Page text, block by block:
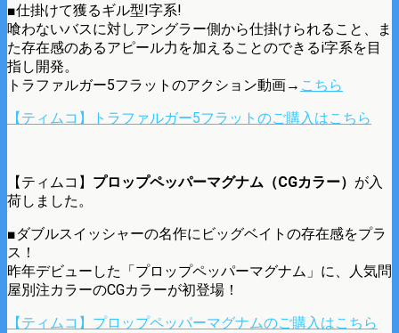
■仕掛けて獲るギル型I字系!
喰わないバスに対しアングラー側から仕掛けられること、ま
た存在感のあるアピール力を加えることのできるi字系を目
指し開発。
トラファルガー5フラットのアクション動画→ こちら
【ティムコ】トラファルガー5フラットのご購入はこちら
【ティムコ】 プロップペッパーマグナム（CGカラー） が入
荷しました。
■ダブルスイッシャーの名作にビッグベイトの存在感をプラ
ス！
昨年デビューした「プロップペッパーマグナム」に、人気問
屋別注カラーのCGカラーが初登場！
【ティムコ】プロップペッパーマグナムのご購入はこちら